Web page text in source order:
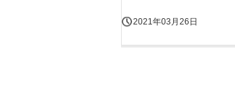
2021年03月26日